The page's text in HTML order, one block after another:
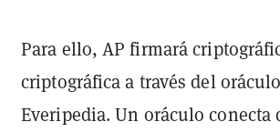
Para ello, AP firmará
criptográfica a través del
Everipedia. Un oráculo